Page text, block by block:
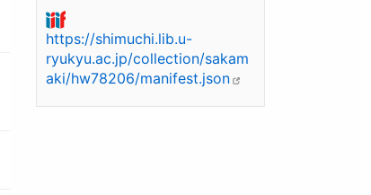
https://shimuchi.lib.u-
ryukyu.ac.jp/collection/sakam
aki/hw78206/manifest.json